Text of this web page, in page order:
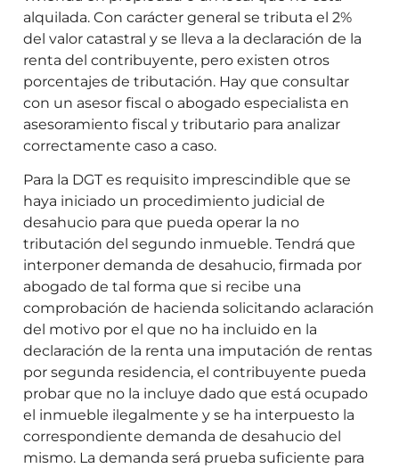
alquilada. Con carácter general se tributa el 2%
del valor catastral y se lleva a la declaración de la
renta del contribuyente, pero existen otros
porcentajes de tributación. Hay que consultar
con un asesor fiscal o abogado especialista en
asesoramiento fiscal y tributario para analizar
correctamente caso a caso.
Para la DGT es requisito imprescindible que se
haya iniciado un procedimiento judicial de
desahucio para que pueda operar la no
tributación del segundo inmueble. Tendrá que
interponer demanda de desahucio, firmada por
abogado de tal forma que si recibe una
comprobación de hacienda solicitando aclaración
del motivo por el que no ha incluido en la
declaración de la renta una imputación de rentas
por segunda residencia, el contribuyente pueda
probar que no la incluye dado que está ocupado
el inmueble ilegalmente y se ha interpuesto la
correspondiente demanda de desahucio del
mismo. La demanda será prueba suficiente para